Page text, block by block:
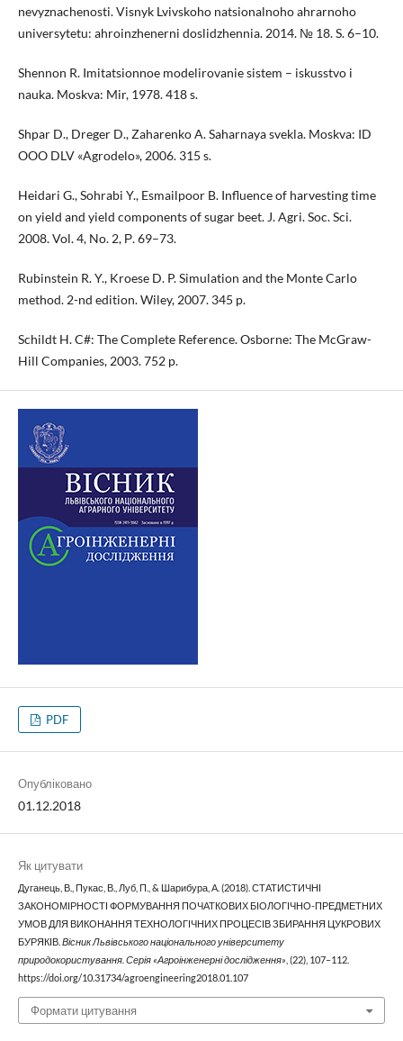
nevyznachenosti. Visnyk Lvivskoho natsionalnoho ahrarnoho
universytetu: ahroinzhenerni doslidzhennia. 2014. № 18. S. 6–10.
Shennon R. Imitatsionnoe modelirovanie sistem – iskusstvo i
nauka. Moskva: Mir, 1978. 418 s.
Shpar D., Dreger D., Zaharenko A. Saharnaya svekla. Moskva: ID
OOO DLV «Agrodelo», 2006. 315 s.
Heidari G., Sohrabi Y., Esmailpoor B. Influence of harvesting time
on yield and yield components of sugar beet. J. Agri. Soc. Sci.
2008. Vol. 4, No. 2, Р. 69–73.
Rubinstein R. Y., Kroese D. P. Simulation and the Monte Carlo
method. 2-nd edition. Wiley, 2007. 345 p.
Schildt H. C#: The Complete Reference. Osborne: The McGraw-
Hill Companies, 2003. 752 p.
PDF
Опубліковано
01.12.2018
Як цитувати
Дуганець, В., Пукас, В., Луб, П., & Шарибура, А. (2018). СТАТИСТИЧНІ
ЗАКОНОМІРНОСТІ ФОРМУВАННЯ ПОЧАТКОВИХ БІОЛОГІЧНО-ПРЕДМЕТНИХ
УМОВ ДЛЯ ВИКОНАННЯ ТЕХНОЛОГІЧНИХ ПРОЦЕСІВ ЗБИРАННЯ ЦУКРОВИХ
БУРЯКІВ.Вісник Львівського національного університету
природокористування. Серія «Агроінженерні дослідження», (22), 107–112.
https://doi.org/10.31734/agroengineering2018.01.107
Формати цитування